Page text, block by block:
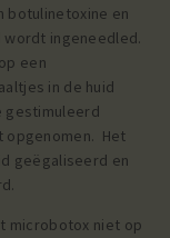
botulinetoxine en
ingeneedled.
een
in de huid
gestimuleerd
opgenomen. Het
geëgaliseerd en
microbotox niet op